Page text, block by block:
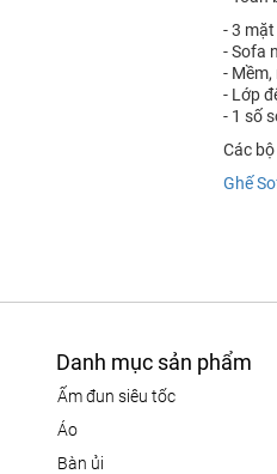
- 3
- Sofa
-
- Lớp
- 1 số
Các
Ghế
Danh mục sản phẩm
ấm đun siêu tốc
áo
bàn ủi